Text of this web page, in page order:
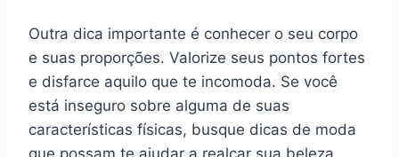
Outra dica importante é conhecer o seu corpo
e suas proporções. Valorize seus pontos fortes
e disfarce aquilo que te incomoda. Se você
está inseguro sobre alguma de suas
características físicas, busque dicas de moda
que possam te ajudar a realçar sua beleza